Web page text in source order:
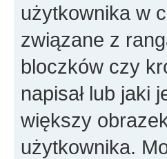
użytkownika w
związane z
bloczków czy
napisał lub jaki
większy
użytkownika.